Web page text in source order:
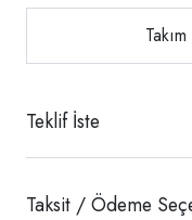
Teklif İste
Taksit / Ödeme